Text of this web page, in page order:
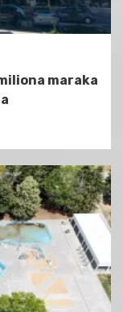
miliona maraka